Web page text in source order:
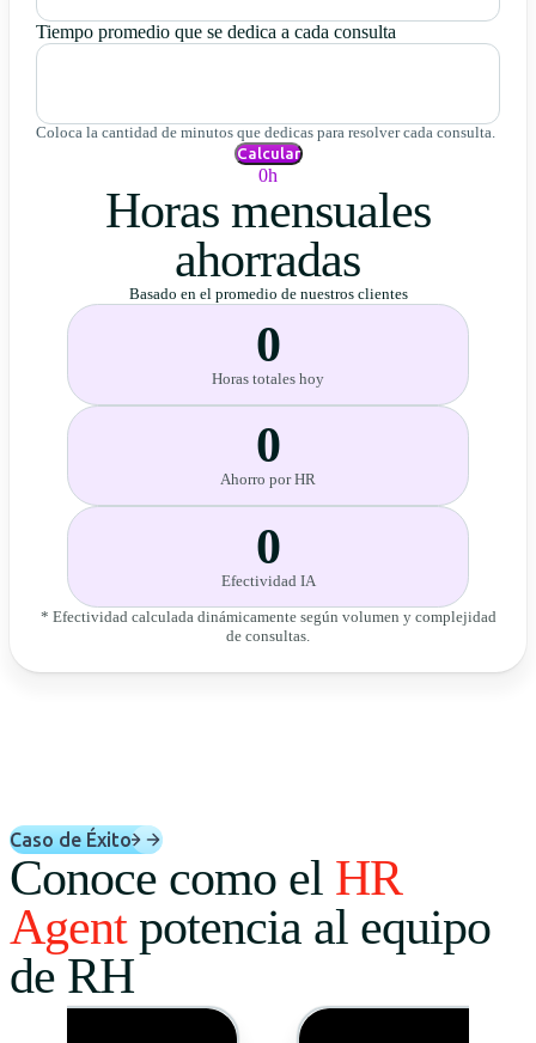
Tiempo promedio que se dedica a cada consulta
Coloca la cantidad de minutos que dedicas para resolver cada consulta.
Calcular
0h
Horas mensuales
ahorradas
Basado en el promedio de nuestros clientes
0
Horas totales hoy
0
Ahorro por HR
0
Efectividad IA
* Efectividad calculada dinámicamente según volumen y complejidad
de consultas.
Caso de Éxito
Conoce como el HR
Agentpotencia al equipo
de RH